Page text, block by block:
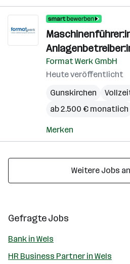
Format Werk GmbH
Heute veröffentlicht
Gunskirchen
ab 2.500 € monatlich
Merken
Weitere Jobs
Gefragte Jobs
Bank in Wels
HR Business Partner in Wels